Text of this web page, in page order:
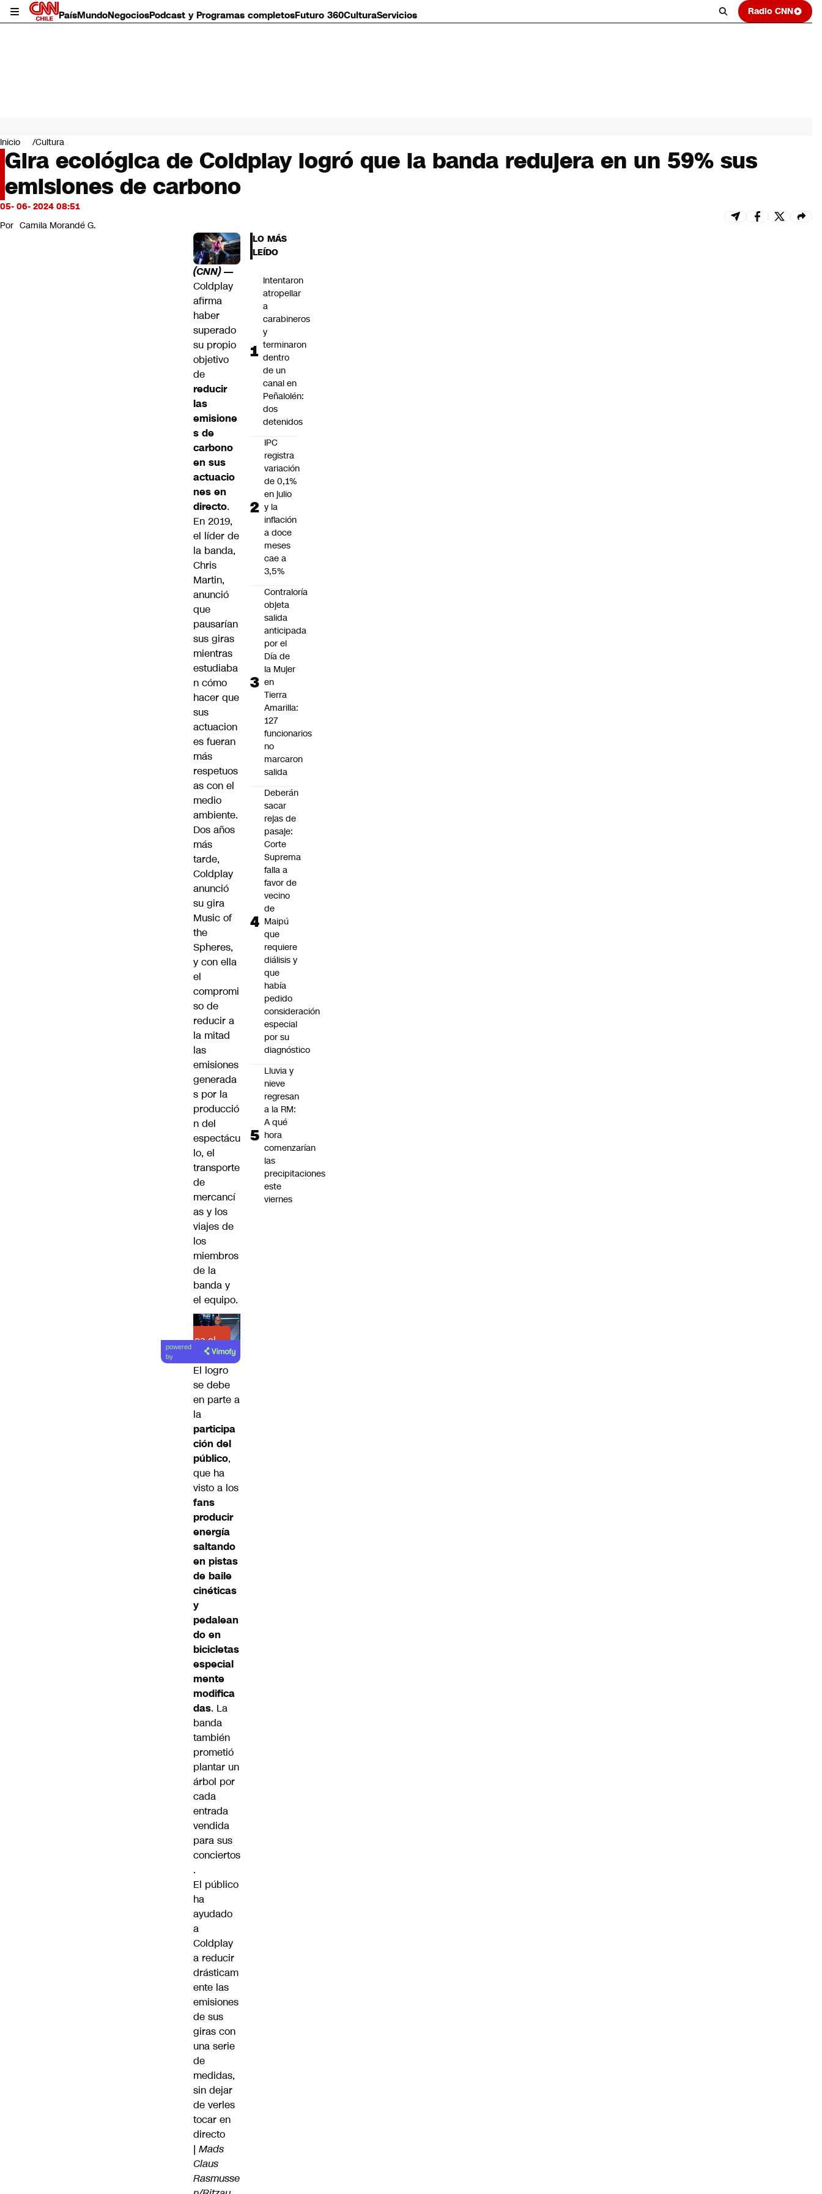
PaísMundoNegociosPodcast y Programas completosFuturo 360CulturaServicios Radio CNN
Mundo
Negocios
Deportes
Programas completos
Cultura
Servicios
Bits
CNN Data
Inicio Cultura
Gira ecológica de Coldplay logró que la banda redujera en un 59% sus
emisiones de carbono
05- 06- 2024 08:51
Por Camila Morandé G.
(CNN) —
Coldplay
afirma
haber
superado
su propio
objetivo
de
reducir
las
emisione
s de
carbono
en sus
actuacio
nes en
directo.
En 2019,
el líder de
la banda,
Chris
Martin,
anunció
que
pausarían
sus giras
mientras
estudiaba
n cómo
hacer que
sus
actuacion
es fueran
más
respetuos
as con el
medio
ambiente.
Dos años
más
tarde,
Coldplay
anunció
su gira
Music of
the
Spheres,
y con ella
el
compromi
so de
reducir a
la mitad
las
emisiones
generada
s por la
producció
n del
espectácu
lo, el
transporte
de
mercancí
as y los
viajes de
los
miembros
de la
banda y
el equipo.
Lea el
artículo
powered
by
El logro
se debe
en parte a
la
participa
ción del
público,
que ha
visto a los
fans
producir
energía
saltando
en pistas
de baile
cinéticas
y
pedalean
do en
bicicletas
especial
mente
modifica
das. La
banda
también
prometió
plantar un
árbol por
cada
entrada
vendida
para sus
conciertos
.
El público
ha
ayudado
a
Coldplay
a reducir
drásticam
ente las
emisiones
de sus
giras con
una serie
de
medidas,
sin dejar
de verles
tocar en
directo
| Mads
Claus
Rasmusse
LO MÁS
LEÍDO
Intentaron
atropellar
a
carabineros
y
terminaron
dentro
de un
canal en
Peñalolén:
dos
detenidos
IPC
registra
variación
de 0,1%
en julio
y la
inflación
a doce
meses
cae a
3,5%
Contraloría
objeta
salida
anticipada
por el
Día de
la Mujer
en
Tierra
Amarilla:
127
funcionarios
no
marcaron
salida
Deberán
sacar
rejas de
pasaje:
Corte
Suprema
falla a
favor de
vecino
de
Maipú
que
requiere
diálisis y
que
había
pedido
consideración
especial
por su
diagnóstico
Lluvia y
nieve
regresan
a la RM:
A qué
hora
comenzarían
las
precipitaciones
este
viernes